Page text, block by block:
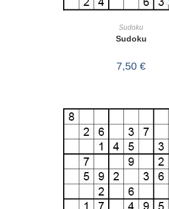
Sudoku
Sudoku
7,50 €